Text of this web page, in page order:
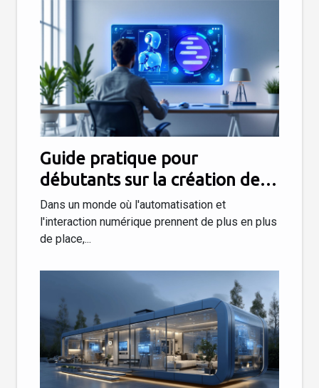
Guide pratique pour
débutants sur la création de
chatbots intelligents sans
coder
Dans un monde où l'automatisation et
l'interaction numérique prennent de plus en plus
de place,...